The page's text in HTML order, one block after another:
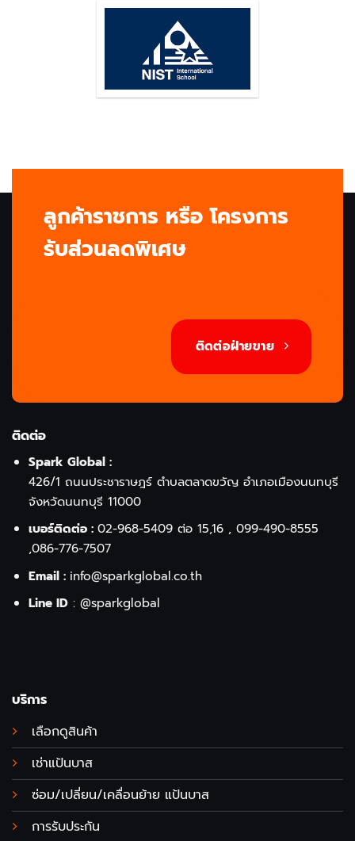
ลูกค้าราชการ หรือ โครงการ
รับส่วนลดพิเศษ
ติดต่อฝ่ายขาย
ติดต่อ
Spark Global :
426/1 ถนนประชาราษฎร์ ตำบลตลาดขวัญ อำเภอเมืองนนทบุรี
จังหวัดนนทบุรี 11000
เบอร์ติดต่อ : 02-968-5409ต่อ 15,16 , 099-490-8555
,086-776-7507
Email : info@sparkglobal.co.th
Line ID: @sparkglobal
บริการ
เลือกดูสินค้า
เช่าแป้นบาส
ซ่อม/เปลี่ยน/เคลื่อนย้าย แป้นบาส
การรับประกัน